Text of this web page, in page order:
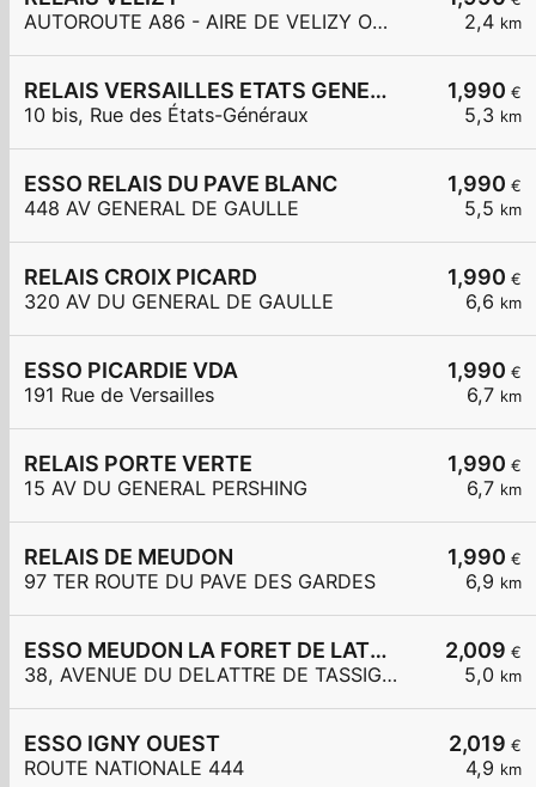
2,4 km
AUTOROUTE A86 - AIRE DE VELIZY OUEST
1,990 €
5,3 km
RELAIS VERSAILLES ETATS GENERAUX
10 bis, Rue des États-Généraux
1,990 €
5,5 km
ESSO RELAIS DU PAVE BLANC
448 AV GENERAL DE GAULLE
1,990 €
6,6 km
RELAIS CROIX PICARD
320 AV DU GENERAL DE GAULLE
1,990 €
6,7 km
ESSO PICARDIE VDA
191 Rue de Versailles
1,990 €
6,7 km
RELAIS PORTE VERTE
15 AV DU GENERAL PERSHING
1,990 €
6,9 km
RELAIS DE MEUDON
97 TER ROUTE DU PAVE DES GARDES
2,009 €
5,0 km
ESSO MEUDON LA FORET DE LATTRE DE TASSIGNY
38, AVENUE DU DELATTRE DE TASSIGNY
2,019 €
4,9 km
ESSO IGNY OUEST
ROUTE NATIONALE 444